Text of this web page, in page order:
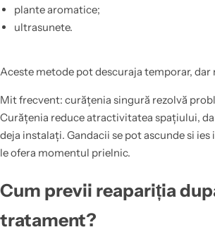
plante aromatice;
ultrasunete.
Aceste metode pot descuraja temporar, dar
Mit frecvent: curățenia singură rezolvă
Curățenia reduce atractivitatea spațiului,
deja instalați. Gandacii se pot ascunde si
le ofera momentul prielnic.
Cum previi reapariția
tratament?